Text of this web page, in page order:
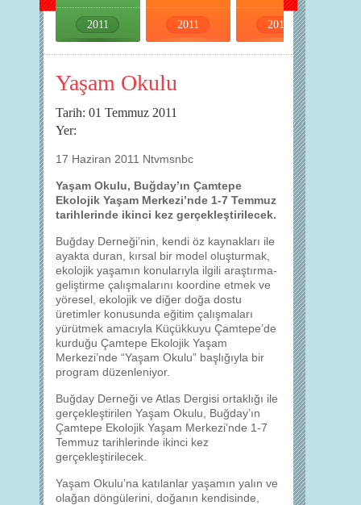
2011 2011 2011
Yaşam Okulu
Tarih: 01 Temmuz 2011
Yer:
17 Haziran 2011 Ntvmsnbc
Yaşam Okulu, Buğday’ın Çamtepe
Ekolojik Yaşam Merkezi’nde 1-7 Temmuz
tarihlerinde ikinci kez gerçekleştirilecek.
Buğday Derneği’nin, kendi öz kaynakları ile
ayakta duran, kırsal bir model oluşturmak,
ekolojik yaşamın konularıyla ilgili araştırma-
geliştirme çalışmalarını koordine etmek ve
yöresel, ekolojik ve diğer doğa dostu
üretimler konusunda eğitim çalışmaları
yürütmek amacıyla Küçükkuyu Çamtepe’de
kurduğu Çamtepe Ekolojik Yaşam
Merkezi’nde “Yaşam Okulu” başlığıyla bir
program düzenleniyor.
Buğday Derneği ve Atlas Dergisi ortaklığı ile
gerçekleştirilen Yaşam Okulu, Buğday’ın
Çamtepe Ekolojik Yaşam Merkezi’nde 1-7
Temmuz tarihlerinde ikinci kez
gerçekleştirilecek.
Yaşam Okulu’na katılanlar yaşamın yalın ve
olağan döngülerini, doğanın kendisinde,